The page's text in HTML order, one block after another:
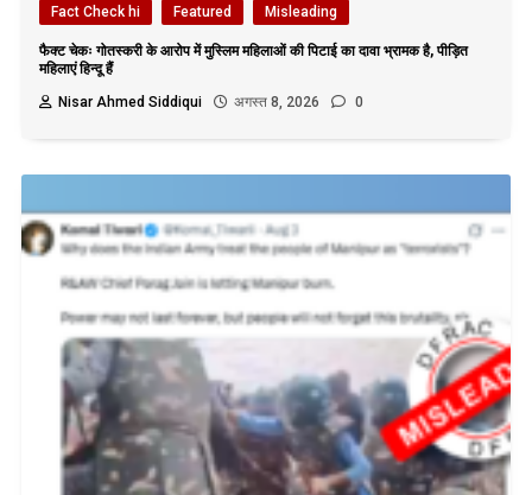
Fact Check hi Featured Misleading
फैक्ट चेकः गोतस्करी के आरोप में मुस्लिम महिलाओं की पिटाई का दावा भ्रामक है, पीड़ित
महिलाएं हिन्दू हैं
Nisar Ahmed Siddiqui
अगस्त 8, 2026 0